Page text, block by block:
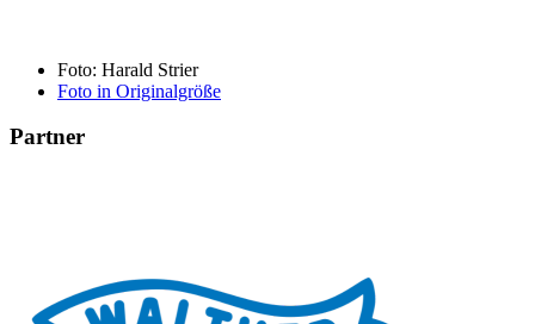
Foto: Harald Strier
Foto in Originalgröße
Partner